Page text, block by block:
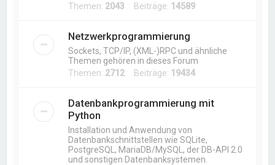
Themen: 2043 Beiträge: 14589
Netzwerkprogrammierung
Sockets, TCP/IP, (XML-)RPC und ähnliche
Themen gehören in dieses Forum
Themen: 2712Beiträge: 19434
Datenbankprogrammierung mit
Python
Installation und Anwendung von
Datenbankschnittstellen wie SQLite,
PostgreSQL, MariaDB/MySQL, der DB-API 2.0
und sonstigen Datenbanksystemen.